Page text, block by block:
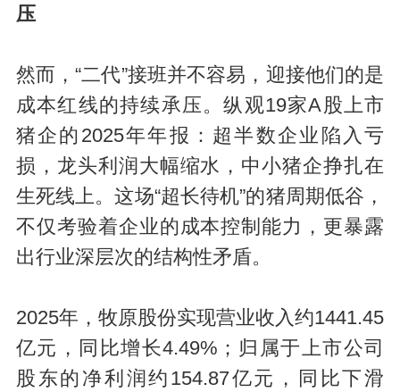
压
然而，“二代”接班并不容易，迎接他们的是
成本红线的持续承压。纵观19家A股上市
猪企的2025年年报：超半数企业陷入亏
损，龙头利润大幅缩水，中小猪企挣扎在
生死线上。这场“超长待机”的猪周期低谷，
不仅考验着企业的成本控制能力，更暴露
出行业深层次的结构性矛盾。
2025年，牧原股份实现营业收入约1441.45
亿元，同比增长4.49%；归属于上市公司
股东的净利润约154.87亿元，同比下滑